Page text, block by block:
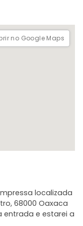
emblemático
de comida
apenas onde
no Google Maps
localizada
68000 Oaxaca
entrada e estarei a